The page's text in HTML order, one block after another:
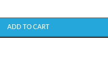
ADD TO CART